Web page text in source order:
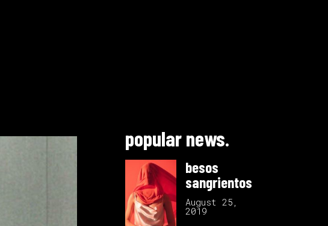
popular news.
besos
sangrientos
August 25,
2019